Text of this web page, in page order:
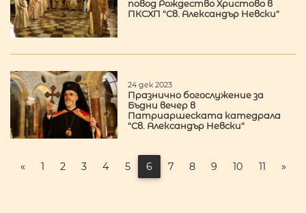
повод Рождество Христово в
ПКСХП "Св. Александър Невски"
24 дек 2023
Празнично богослужение за
Бъдни вечер в
Патриаршеската катедрала
"Св. Александър Невски"
« 1 2 3 4 5 6 7 8 9 10 11 »